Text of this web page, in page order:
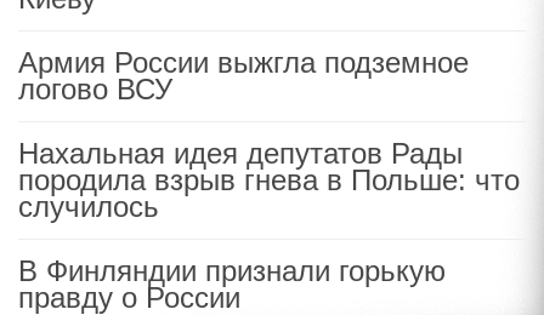
Армия России выжгла подземное
логово ВСУ
Нахальная идея депутатов Рады
породила взрыв гнева в Польше: что
случилось
В Финляндии признали горькую
правду о России